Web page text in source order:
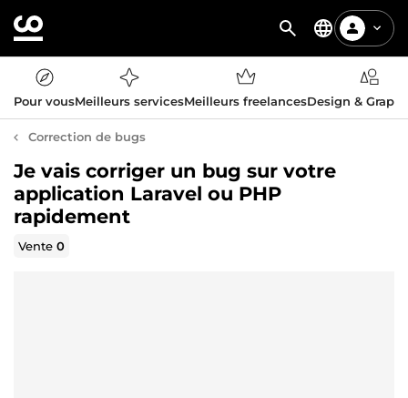
Pour vousMeilleurs servicesMeilleurs freelancesDesign &
Correction de bugs
Je vais corriger un bug sur votre
application Laravel ou PHP
rapidement
Vente0